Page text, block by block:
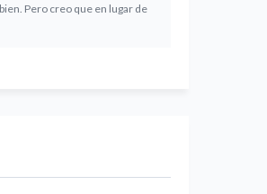
Pero creo que en lugar de